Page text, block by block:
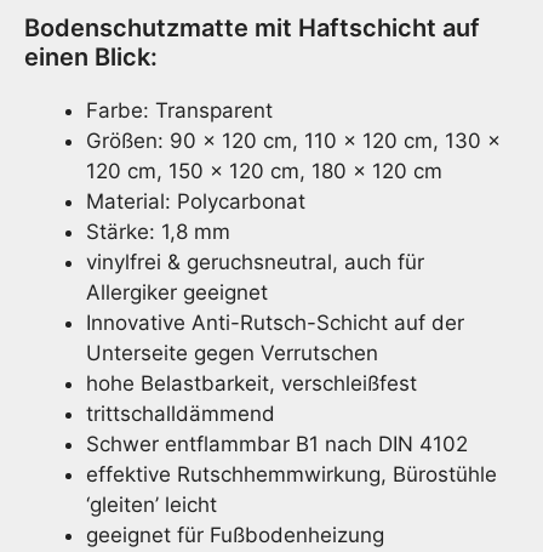
Bodenschutzmatte mit Haftschicht auf
einen Blick:
Farbe: Transparent
Größen: 90 x 120 cm, 110 x 120 cm, 130 x
120 cm, 150 x 120 cm, 180 x 120 cm
Material: Polycarbonat
Stärke: 1,8 mm
vinylfrei & geruchsneutral, auch für
Allergiker geeignet
Innovative Anti-Rutsch-Schicht auf der
Unterseite gegen Verrutschen
hohe Belastbarkeit, verschleißfest
trittschalldämmend
Schwer entflammbar B1 nach DIN 4102
effektive Rutschhemmwirkung, Bürostühle
‘gleiten’ leicht
geeignet für Fußbodenheizung